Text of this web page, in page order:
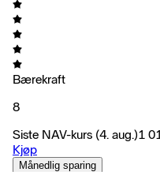
Bærekraft
8
Siste NAV-kurs (4. aug.)1
Kjøp
Månedlig sparing